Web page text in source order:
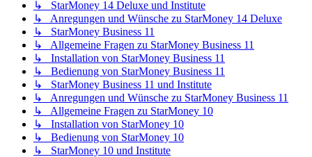
↳ StarMoney 14 Deluxe und Institute
↳ Anregungen und Wünsche zu StarMoney 14 Deluxe
↳ StarMoney Business 11
↳ Allgemeine Fragen zu StarMoney Business 11
↳ Installation von StarMoney Business 11
↳ Bedienung von StarMoney Business 11
↳ StarMoney Business 11 und Institute
↳ Anregungen und Wünsche zu StarMoney Business 11
↳ Allgemeine Fragen zu StarMoney 10
↳ Installation von StarMoney 10
↳ Bedienung von StarMoney 10
↳ StarMoney 10 und Institute